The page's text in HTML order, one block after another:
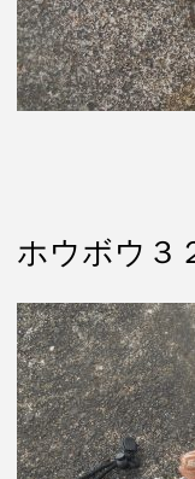
ホウボウ